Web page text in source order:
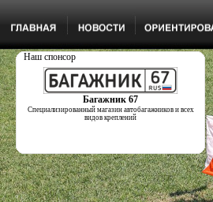
Наш спонсор
Багажник 67
Специализированный магазин автобагажников и всех
видов креплений